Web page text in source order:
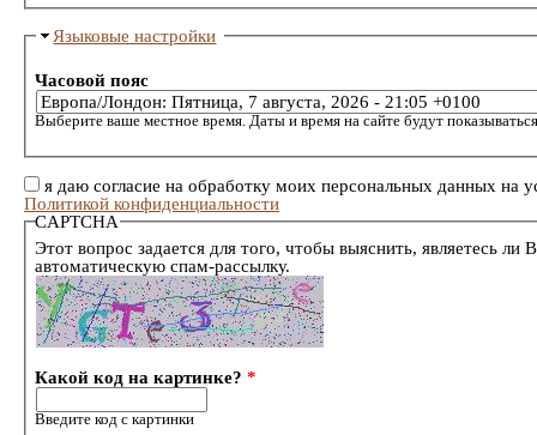
Языковые настройки
Часовой пояс
Выберите ваше местное время. Даты и время на сайте будут
я даю согласие на обработку моих персональных данных на
Политикой конфиденциальности
CAPTCHA
Этот вопрос задается для того, чтобы выяснить, являетесь ли
автоматическую спам-рассылку.
Какой код на картинке?*
Введите код с картинки